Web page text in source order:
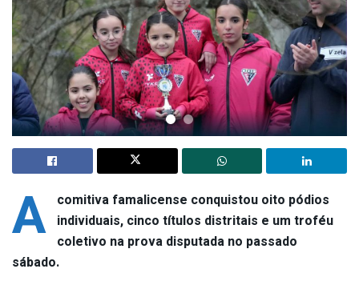
A comitiva famalicense conquistou oito pódios
individuais, cinco títulos distritais e um troféu
coletivo na prova disputada no passado
sábado.